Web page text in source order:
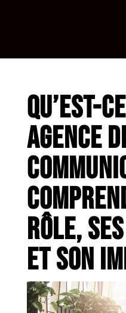
Qu’est-
agence
rôle,
et son